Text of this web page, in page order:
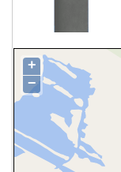
+
−